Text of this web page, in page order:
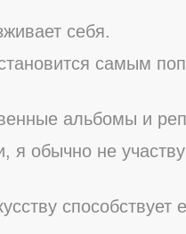
себя.
самым
альбомы и
я обычно не
способствует